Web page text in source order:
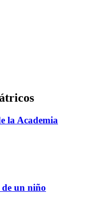
la Academia
un niño